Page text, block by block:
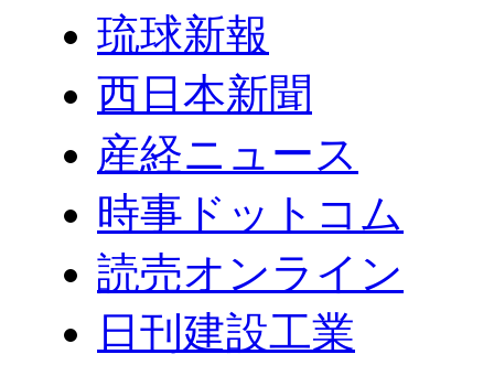
琉球新報
西日本新聞
産経ニュース
時事ドットコム
読売オンライン
日刊建設工業